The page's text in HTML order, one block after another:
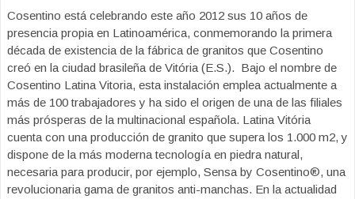
Cosentino está celebrando este año 2012 sus 10 años de
presencia propia en Latinoamérica, conmemorando la primera
década de existencia de la fábrica de granitos que Cosentino
creó en la ciudad brasileña de Vitória (E.S.). Bajo el nombre de
Cosentino Latina Vitoria, esta instalación emplea actualmente a
más de 100 trabajadores y ha sido el origen de una de las filiales
más prósperas de la multinacional española. Latina Vitória
cuenta con una producción de granito que supera los 1.000 m2, y
dispone de la más moderna tecnología en piedra natural,
necesaria para producir, por ejemplo, Sensa by Cosentino®, una
revolucionaria gama de granitos anti-manchas. En la actualidad